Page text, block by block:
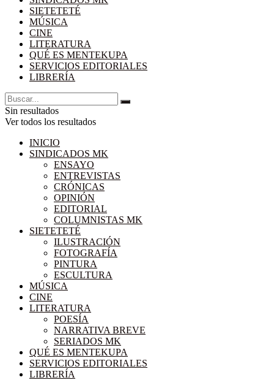
SIETETETÉ
MÚSICA
CINE
LITERATURA
QUÉ ES MENTEKUPA
SERVICIOS EDITORIALES
LIBRERÍA
Sin resultados
Ver todos los resultados
INICIO
SINDICADOS MK
ENSAYO
ENTREVISTAS
CRÓNICAS
OPINIÓN
EDITORIAL
COLUMNISTAS MK
SIETETETÉ
ILUSTRACIÓN
FOTOGRAFÍA
PINTURA
ESCULTURA
MÚSICA
CINE
LITERATURA
POESÍA
NARRATIVA BREVE
SERIADOS MK
QUÉ ES MENTEKUPA
SERVICIOS EDITORIALES
LIBRERÍA